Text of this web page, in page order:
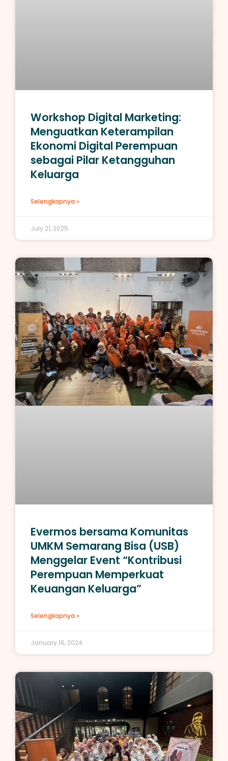
Workshop Digital Marketing:
Menguatkan Keterampilan
Ekonomi Digital Perempuan
sebagai Pilar Ketangguhan
Keluarga
Selengkapnya »
July 21, 2025
Evermos bersama Komunitas
UMKM Semarang Bisa (USB)
Menggelar Event “Kontribusi
Perempuan Memperkuat
Keuangan Keluarga”
Selengkapnya »
January 16, 2024